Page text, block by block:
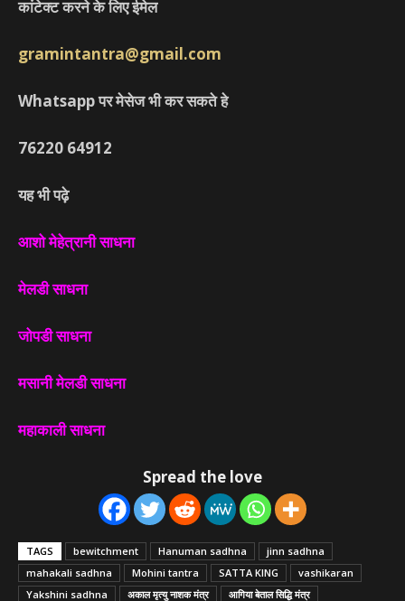
कांटेक्ट करने के लिए ईमेल
gramintantra@gmail.com
Whatsapp पर मेसेज भी कर सकते हे
76220 64912
यह भी पढ़े
आशो मेहेत्रानी साधना
मेलडी साधना
जोपडी साधना
मसानी मेलडी साधना
महाकाली साधना
Spread the love
TAGS bewitchment Hanuman sadhna
jinn sadhna
mahakali sadhna
Mohini tantra SATTA KING
vashikaran
Yakshini sadhna
अकाल मृत्यु नाशक मंत्र
आगिया बेताल सिद्धि मंत्र